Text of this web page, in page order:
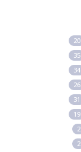
20
35
34
26
31
19
2
2